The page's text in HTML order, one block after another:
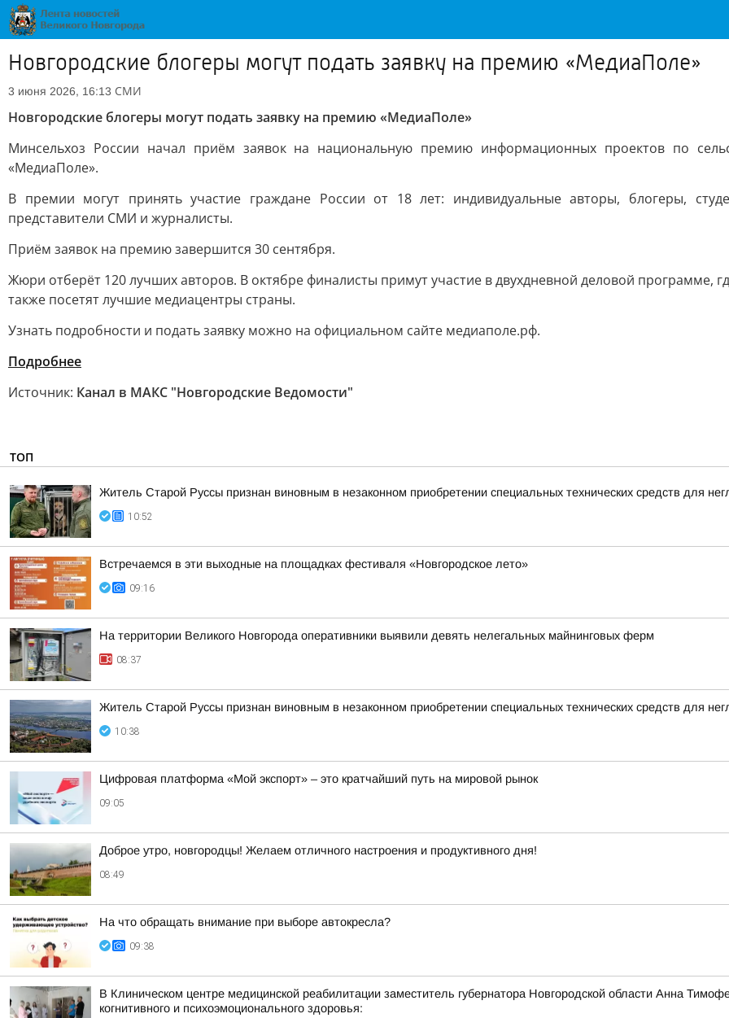
Новгородские блогеры могут подать заявку на премию «МедиаПоле»
3 июня 2026, 16:13 СМИ
Новгородские блогеры могут подать заявку на премию «МедиаПоле»
Минсельхоз России начал приём заявок на национальную премию информационных проектов по
«МедиаПоле».
В премии могут принять участие граждане России от 18 лет: индивидуальные авторы, блогеры,
представители СМИ и журналисты.
Приём заявок на премию завершится 30 сентября.
Жюри отберёт 120 лучших авторов. В октябре финалисты примут участие в двухдневной деловой программе,
также посетят лучшие медиацентры страны.
Узнать подробности и подать заявку можно на официальном сайте медиаполе.рф.
Подробнее
Источник: Канал в МАКС "Новгородские Ведомости"
ТОП
Житель Старой Руссы признан виновным в незаконном приобретении специальных технических средств для
10:52
Встречаемся в эти выходные на площадках фестиваля «Новгородское лето»
09:16
На территории Великого Новгорода оперативники выявили девять нелегальных майнинговых ферм
08:37
Житель Старой Руссы признан виновным в незаконном приобретении специальных технических средств для
10:38
Цифровая платформа «Мой экспорт» – это кратчайший путь на мировой рынок
09:05
Доброе утро, новгородцы! Желаем отличного настроения и продуктивного дня!
08:49
На что обращать внимание при выборе автокресла?
09:38
В Клиническом центре медицинской реабилитации заместитель губернатора Новгородской области Анна
когнитивного и психоэмоционального здоровья: